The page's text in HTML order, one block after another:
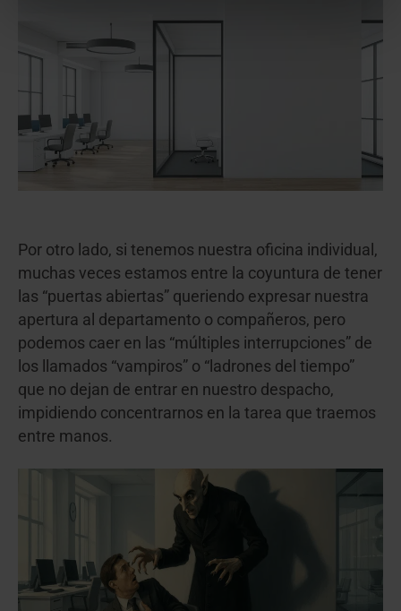
Por otro lado, si tenemos nuestra oficina individual,
muchas veces estamos entre la coyuntura de tener
las “puertas abiertas” queriendo expresar nuestra
apertura al departamento o compañeros, pero
podemos caer en las “múltiples interrupciones” de
los llamados “vampiros” o “ladrones del tiempo”
que no dejan de entrar en nuestro despacho,
impidiendo concentrarnos en la tarea que traemos
entre manos.